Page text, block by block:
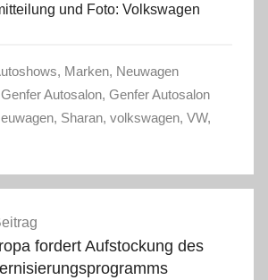
und Foto: Volkswagen
, Marken, Neuwagen
Genfer Autosalon, Genfer Autosalon
, Sharan, volkswagen, VW,
fordert Aufstockung des